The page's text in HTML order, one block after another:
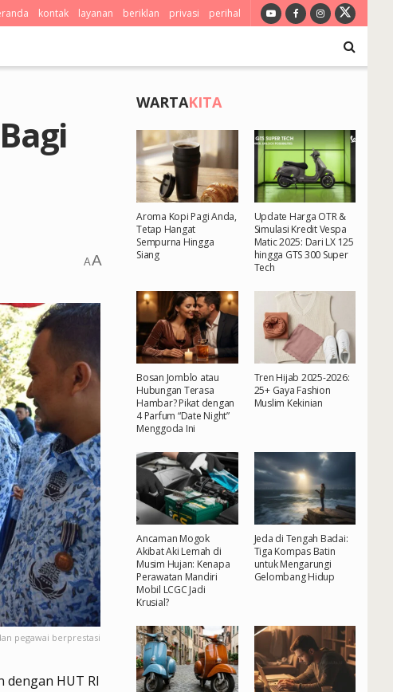
kontak layanan beriklan privasi perihal
AA
pegawai berprestasi
dengan HUT RI
WARTAKITA
Aroma Kopi Pagi Anda,
Tetap Hangat
Sempurna Hingga
Siang
Update Harga OTR &
Simulasi Kredit Vespa
Matic 2025: Dari LX 125
hingga GTS 300 Super
Tech
Bosan Jomblo atau
Hubungan Terasa
Hambar? Pikat dengan
4 Parfum “Date Night”
Menggoda Ini
Tren Hijab 2025-2026:
25+ Gaya Fashion
Muslim Kekinian
Ancaman Mogok
Akibat Aki Lemah di
Musim Hujan: Kenapa
Perawatan Mandiri
Mobil LCGC Jadi
Krusial?
Jeda di Tengah Badai:
Tiga Kompas Batin
untuk Mengarungi
Gelombang Hidup